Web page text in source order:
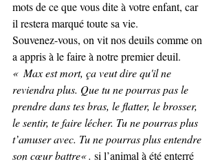
mots de ce que vous dite à votre enfant, car
il restera marqué toute sa vie.
Souvenez-vous, on vit nos deuils comme on
a appris à le faire à notre premier deuil.
«  Max est mort, ça veut dire qu'il ne
reviendra plus. Que tu ne pourras pas le
prendre dans tes bras, le flatter, le brosser,
le sentir, te faire lécher. Tu ne pourras plus
t’amuser avec. Tu ne pourras plus entendre
son cœur battre« . si l’animal à été enterré